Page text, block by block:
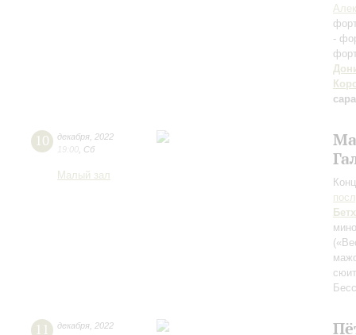
-
10 декабря 2022
19:00 Сб
Малый зал
11 декабря 2022